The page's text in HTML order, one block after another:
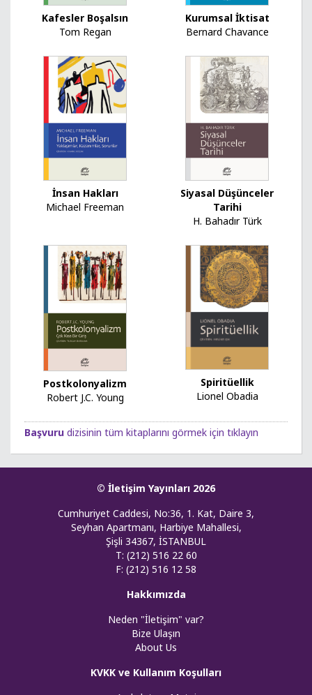
Kafesler Boşalsın
Tom Regan
Kurumsal İktisat
Bernard Chavance
İnsan Hakları
Michael Freeman
Siyasal Düşünceler
Tarihi
H. Bahadır Türk
Postkolonyalizm
Robert J.C. Young
Spiritüellik
Lionel Obadia
Başvuru dizisinin tüm kitaplarını görmek için tıklayın
© İletişim Yayınları 2026
Cumhuriyet Caddesi, No:36, 1. Kat, Daire 3,
Seyhan Apartmanı, Harbiye Mahallesi,
Şişli 34367, İSTANBUL
T: (212) 516 22 60
F: (212) 516 12 58
Hakkımızda
Neden "İletişim" var?
Bize Ulaşın
About Us
KVKK ve Kullanım Koşulları